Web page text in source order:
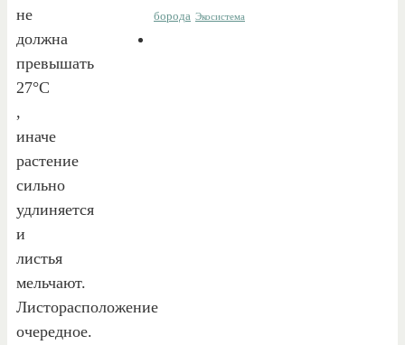
не
должна
превышать
27°С
,
иначе
растение
сильно
удлиняется
и
листья
мельчают.
Листорасположение
очередное.
борода Экосистема